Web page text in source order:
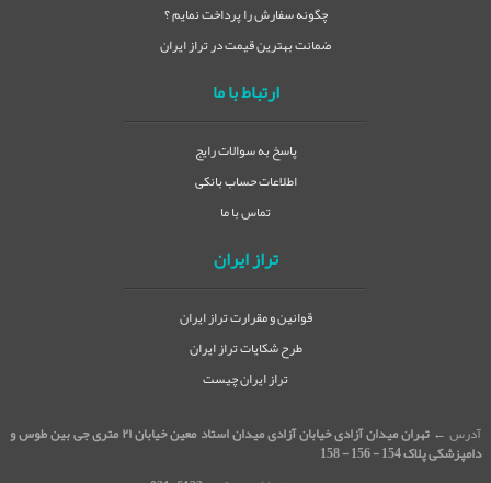
چگونه سفارش را پرداخت نمایم ؟
ضمانت بهترین قیمت در تراز ایران
ارتباط با ما
پاسخ به سوالات رایج
اطلاعات حساب بانکی
تماس با ما
تراز ایران
قوانین و مقرارت تراز ایران
طرح شکایات تراز ایران
تراز ایران چیست
آدرس ← تهران میدان آزادی خیابان آزادی میدان استاد معین خیابان ۲۱ متری جی بین طوس و
دامپزشکی پلاک 154 - 156 - 158